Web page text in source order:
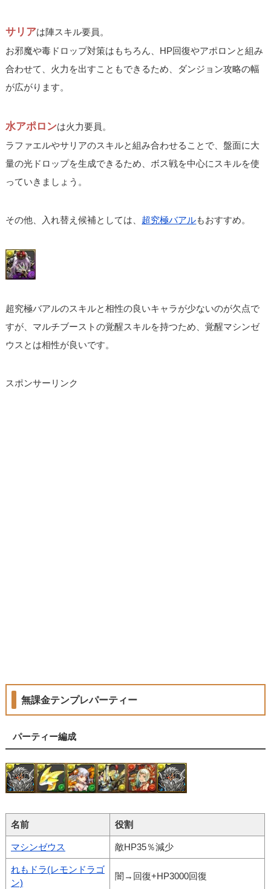
サリアは陣スキル要員。
お邪魔や毒ドロップ対策はもちろん、HP回復やアポロンと組み
合わせて、火力を出すこともできるため、ダンジョン攻略の幅
が広がります。
水アポロンは火力要員。
ラファエルやサリアのスキルと組み合わせることで、盤面に大
量の光ドロップを生成できるため、ボス戦を中心にスキルを使
っていきましょう。
その他、入れ替え候補としては、 超究極バアルもおすすめ。
超究極バアルのスキルと相性の良いキャラが少ないのが欠点で
すが、マルチブーストの覚醒スキルを持つため、覚醒マシンゼ
ウスとは相性が良いです。
スポンサーリンク
無課金テンプレパーティー
パーティー編成
名前 役割
マシンゼウス 敵HP35％減少
れもドラ(レモンドラゴ
ン)
闇→回復+HP3000回復